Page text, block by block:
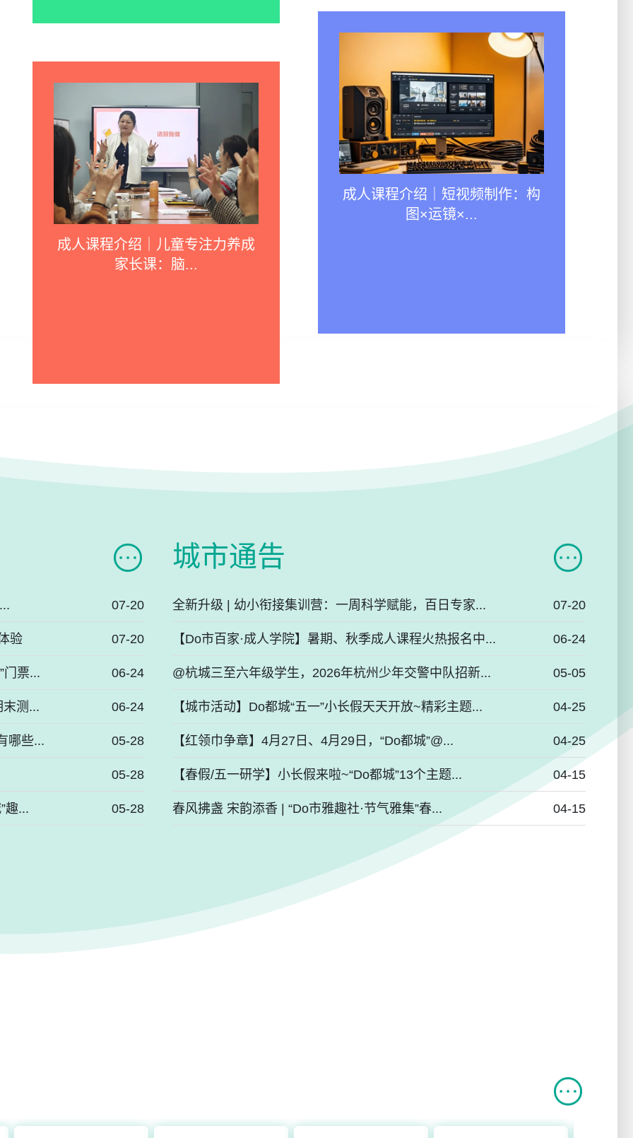
成人课程介绍｜儿童专注力养成
家长课：脑...
成人课程介绍｜短视频制作：构
图×运镜×...
07-20
验 07-20
门票... 06-24
测... 06-24
哪些... 05-28
05-28
趣... 05-28
城市通告
全新升级 | 幼小衔接集训营：一周科学赋能，百日专家... 07-20
【Do市百家·成人学院】暑期、秋季成人课程火热报名中... 06-24
@杭城三至六年级学生，2026年杭州少年交警中队招新... 05-05
【城市活动】Do都城“五一”小长假天天开放~精彩主题... 04-25
【红领巾争章】4月27日、4月29日，“Do都城”@... 04-25
【春假/五一研学】小长假来啦~“Do都城”13个主题... 04-15
春风拂盏 宋韵添香 | “Do市雅趣社·节气雅集”春... 04-15